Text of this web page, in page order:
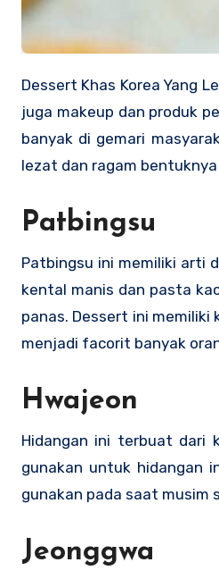
Dessert Khas Korea Yang Lezat Dan Populer – Budaya korea memang tidak hanya dari musik dan fashion. Saat ini banyak
juga makeup dan produk
banyak di gemari
lezat dan ragam
Patbingsu
Patbingsu ini memiliki arti
kental manis dan pasta
panas. Dessert ini
menjadi facorit banyak
Hwajeon
Hidangan ini terbuat dari
gunakan untuk hidangan
gunakan pada saat musim
Jeonggwa